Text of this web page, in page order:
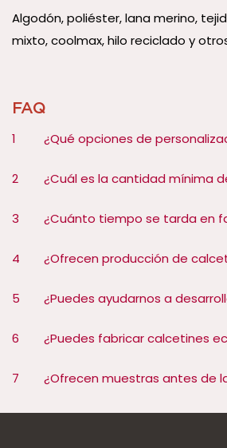
Algodón, poliéster, lana merino,
mixto, coolmax, hilo reciclado y
FAQ
1 ¿Qué opciones de
2 ¿Cuál es la cantidad mínima
3 ¿Cuánto tiempo se tarda en
4 ¿Ofrecen producción de
5 ¿Puedes ayudarnos a
6 ¿Puedes fabricar calcetines
7 ¿Ofrecen muestras antes de